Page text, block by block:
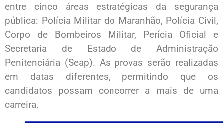
entre cinco áreas estratégicas da segurança
pública: Polícia Militar do Maranhão, Polícia Civil,
Corpo de Bombeiros Militar, Perícia Oficial e
Secretaria de Estado de Administração
Penitenciária (Seap). As provas serão realizadas
em datas diferentes, permitindo que os
candidatos possam concorrer a mais de uma
carreira.